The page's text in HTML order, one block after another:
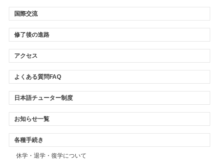
国際交流
修了後の進路
アクセス
よくある質問FAQ
日本語チューター制度
お知らせ一覧
各種手続き
休学・退学・復学について